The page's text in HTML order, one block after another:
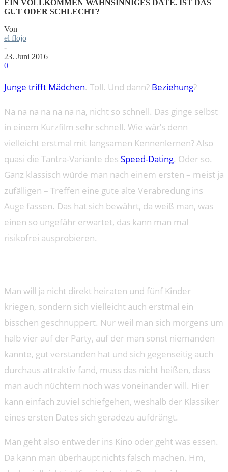
EIN VOLLKOMMEN WAHNSINNIGES DATE. IST DAS
GUT ODER SCHLECHT?
Von
el flojo
-
23. Juni 2016
0
Junge trifft Mädchen. Toll. Und dann? Beziehung?
Na na na na na na na, nicht so schnell. Das ginge selbst
in einem Kurzfilm sehr schnell. Wie wär’s denn
vielleicht erstmal mit langsamen Kennenlernen? Also
quasi die Tantra-Variante des Speed-Dating. Oder so.
Ganz klassisch würde man nach einem ersten – meist ja
zufälligen – Treffen eine gute alte Verabredung ins
Auge fassen. Das hat sich bewährt, da weiß man, was
einen so ungefähr erwartet, das kann man mal
risikofrei ausprobieren.
Man will ja nicht direkt heiraten und fünf Kinder
kriegen, sondern sich vielleicht auch erstmal ein
bisschen geschnuppert. Nur weil man sich morgens um
halb vier auf der Party, auf der man sonst niemanden
kannte, gut verstanden hat und sich gegenseitig auch
durchaus attraktiv fand, muss das nicht heißen, dass
man auch nüchtern noch was voneinander will. Hier
kann einfach zuviel schiefgehen, weshalb der Klassiker
eines ersten Dates sich geradezu aufdrängt.
Man geht also entweder ins Kino oder geht was essen.
Da kann man überhaupt nichts falsch machen. Hm,